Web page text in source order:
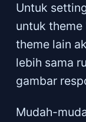
Untuk
untuk
theme lain
lebih sama
gambar
Mudah-